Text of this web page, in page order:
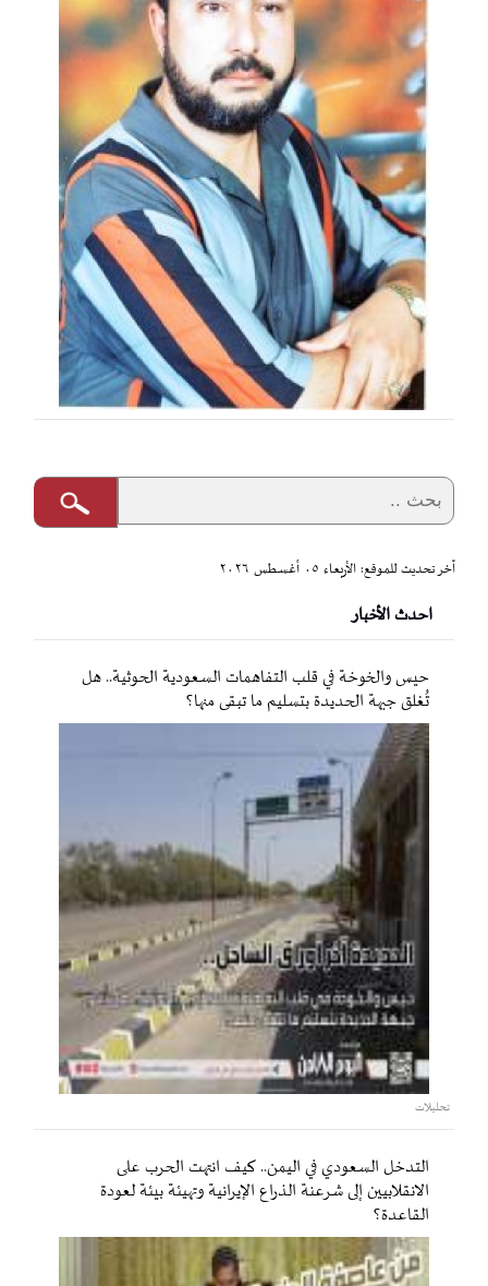
آخر تحديث للموقع: الأربعاء ٠٥ أغسطس ٢٠٢٦
احدث الأخبار
حيس والخوخة في قلب التفاهمات السعودية الحوثية.. هل
تُغلق جبهة الحديدة بتسليم ما تبقى منها؟
تحليلات
التدخل السعودي في اليمن.. كيف انتهت الحرب على
الانقلابيين إلى شرعنة الذراع الإيرانية وتهيئة بيئة لعودة
القاعدة؟